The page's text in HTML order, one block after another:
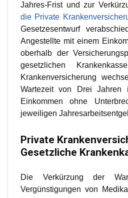
Jahres-Frist und zur
die Private
Gesetzesentwurf
Angestellte mit einem
oberhalb der
gesetzlichen
Krankenversicherung
Wartezeit von Drei
Einkommen ohne
jeweiligen
Private
Gesetzliche
Die Verkürzung der
Vergünstigungen von